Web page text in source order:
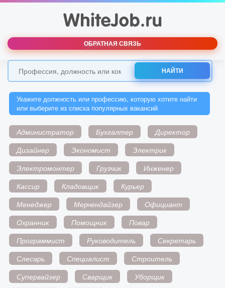
ОБРАТНАЯ СВЯЗЬ
НАЙТИ
Укажите должность или профессию, которую хотите найти
или выберите из списка популярных вакансий
Администратор Бухгалтер
Директор
Дизайнер
Экономист
Электрик
Электромонтер
Грузчик
Инженер
Кассир
Кладовщик
Курьер
Менеджер
Мерчендайзер
Официант
Охранник
Помощник
Повар
Программист
Руководитель
Секретарь
Слесарь
Специалист
Строитель
Супервайзер
Сварщик
Уборщик